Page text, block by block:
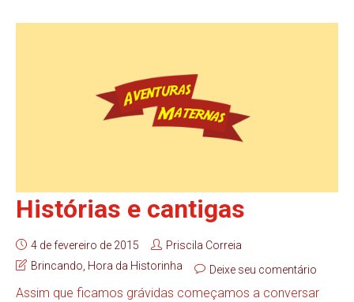
Histórias e cantigas
4 de fevereiro de 2015
Priscila Correia
Brincando, Hora da Historinha Deixe seu comentário
Assim que ficamos grávidas começamos a conversar